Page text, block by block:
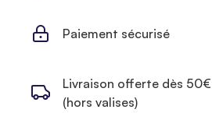
Paiement sécurisé
Livraison offerte dès 50€
(hors valises)